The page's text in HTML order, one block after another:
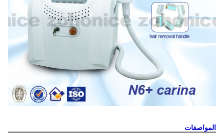
المواصفات